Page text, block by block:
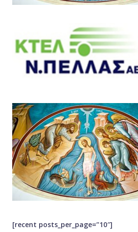
[recent posts_per_page=”10″]